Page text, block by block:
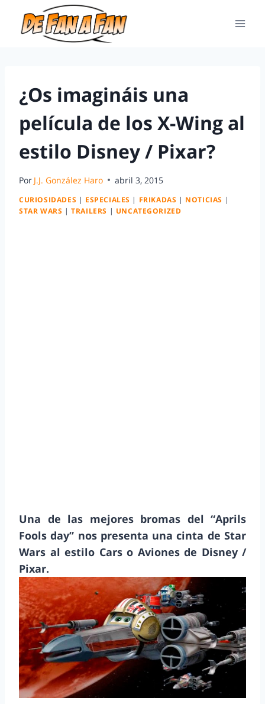
¿Os imagináis una
película de los X-Wing al
estilo Disney / Pixar?
Por J.J. González Haro abril 3, 2015
CURIOSIDADES | ESPECIALES | FRIKADAS | NOTICIAS |
STAR WARS |TRAILERS | UNCATEGORIZED
Una de las mejores bromas del “Aprils
Fools day” nos presenta una cinta de Star
Wars al estilo Cars o Aviones de Disney /
Pixar.